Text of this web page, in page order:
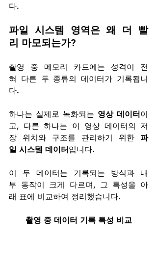
다.
파일 시스템 영역은 왜 더 빨
리 마모되는가?
촬영 중 메모리 카드에는 성격이 전
혀 다른 두 종류의 데이터가 기록됩니
다.
하나는 실제로 녹화되는 영상 데이터 이
고, 다른 하나는 이 영상 데이터의 저
장 위치와 구조를 관리하기 위한 파
일 시스템 데이터 입니다.
이 두 데이터는 기록되는 방식과 내
부 동작이 크게 다르며, 그 특성을 아
래 표에 비교하여 정리했습니다.
촬영 중 데이터 기록 특성 비교